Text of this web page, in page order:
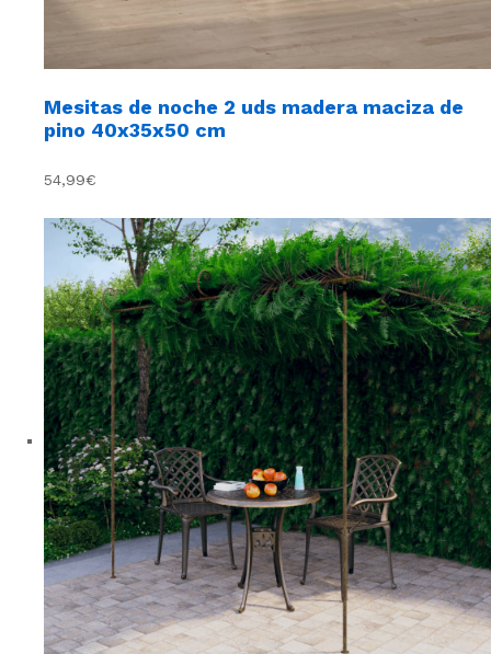
Mesitas de noche 2 uds madera maciza de
pino 40x35x50 cm
54,99€